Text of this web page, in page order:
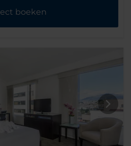
boeken